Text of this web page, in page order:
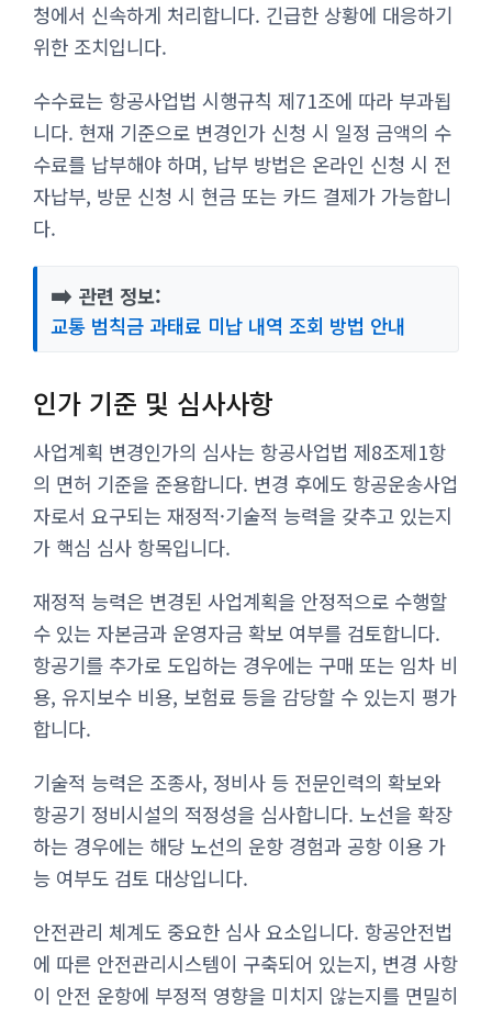
청에서 신속하게 처리합니다. 긴급한 상황에 대응하기
위한 조치입니다.
수수료는 항공사업법 시행규칙 제71조에 따라 부과됩
니다. 현재 기준으로 변경인가 신청 시 일정 금액의 수
수료를 납부해야 하며, 납부 방법은 온라인 신청 시 전
자납부, 방문 신청 시 현금 또는 카드 결제가 가능합니
다.
➡️ 관련 정보:
교통 범칙금 과태료 미납 내역 조회 방법 안내
인가 기준 및 심사사항
사업계획 변경인가의 심사는 항공사업법 제8조제1항
의 면허 기준을 준용합니다. 변경 후에도 항공운송사업
자로서 요구되는 재정적·기술적 능력을 갖추고 있는지
가 핵심 심사 항목입니다.
재정적 능력은 변경된 사업계획을 안정적으로 수행할
수 있는 자본금과 운영자금 확보 여부를 검토합니다.
항공기를 추가로 도입하는 경우에는 구매 또는 임차 비
용, 유지보수 비용, 보험료 등을 감당할 수 있는지 평가
합니다.
기술적 능력은 조종사, 정비사 등 전문인력의 확보와
항공기 정비시설의 적정성을 심사합니다. 노선을 확장
하는 경우에는 해당 노선의 운항 경험과 공항 이용 가
능 여부도 검토 대상입니다.
안전관리 체계도 중요한 심사 요소입니다. 항공안전법
에 따른 안전관리시스템이 구축되어 있는지, 변경 사항
이 안전 운항에 부정적 영향을 미치지 않는지를 면밀히